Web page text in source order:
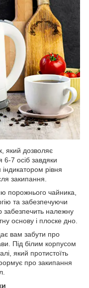
який дозволяє
7 осіб завдяки
рівня
закипання.
порожнього чайника,
та забезпечуючи
забезпечить належну
основу і плоске дно.
вам забути про
Під білим корпусом
який протистоїть
про закипання